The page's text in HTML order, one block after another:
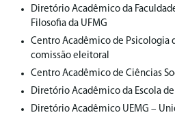
⁠Diretório Acadêmico da
Filosofia da UFMG
Centro Acadêmico de Psicologia
comissão eleitoral
Centro Acadêmico de Ciências
Diretório Acadêmico da Escola
Diretório Acadêmico UEMG –